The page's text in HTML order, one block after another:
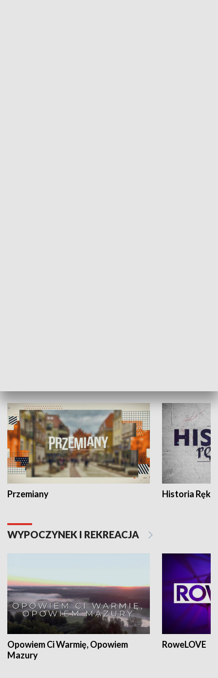
Przemiany Historia Ręką
WYPOCZYNEK I REKREACJA
Opowiem Ci Warmię, Opowiem
Mazury
RoweLOVE